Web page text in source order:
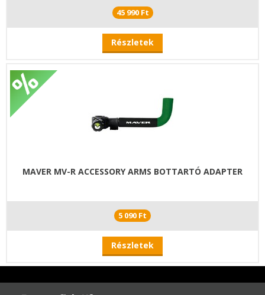
45 990 Ft
Részletek
MAVER MV-R ACCESSORY ARMS BOTTARTÓ ADAPTER
5 090 Ft
Részletek